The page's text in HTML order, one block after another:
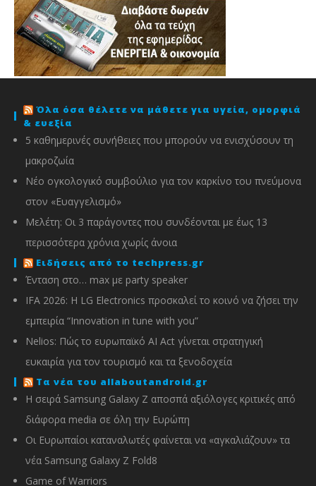
Όλα όσα θέλετε να μάθετε για υγεία, ομορφιά
& ευεξία
5 καθημερινές συνήθειες που μπορούν να ενισχύσουν τη
μακροζωία
Νέο ογκολογικό συμβούλιο για τον καρκίνο του πνεύμονα
στον «Ευαγγελισμό»
Μελέτη: Οι 3 παράγοντες που συνδέονται με έως 13
περισσότερα χρόνια χωρίς άνοια
Ειδήσεις από το techpress.gr
Ένταση στο… max με party speaker
IFA 2026: Η LG Electronics προσκαλεί το κοινό να ζήσει την
εμπειρία “Innovation in tune with you”
Nelios: Πώς το ευρωπαϊκό AI Act γίνεται στρατηγική
ευκαιρία για τον τουρισμό και τα ξενοδοχεία
Τα νέα του allaboutandroid.gr
Η σειρά Samsung Galaxy Z αποσπά αξιόλογες κριτικές από
διάφορα media σε όλη την Ευρώπη
Οι Ευρωπαίοι καταναλωτές φαίνεται να «αγκαλιάζουν» τα
νέα Samsung Galaxy Z Fold8
Game of Warriors